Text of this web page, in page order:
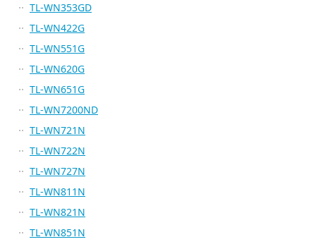
TL-WN353GD
TL-WN422G
TL-WN551G
TL-WN620G
TL-WN651G
TL-WN7200ND
TL-WN721N
TL-WN722N
TL-WN727N
TL-WN811N
TL-WN821N
TL-WN851N